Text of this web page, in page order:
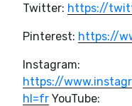
Twitter: https://
Pinterest: https://
Instagram:
https://
hl=fr YouTube: